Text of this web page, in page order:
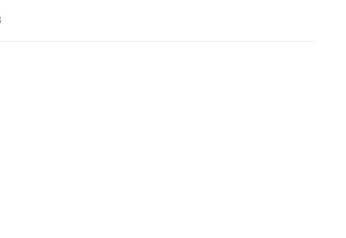
вневедомственной охраны Росгвардии по